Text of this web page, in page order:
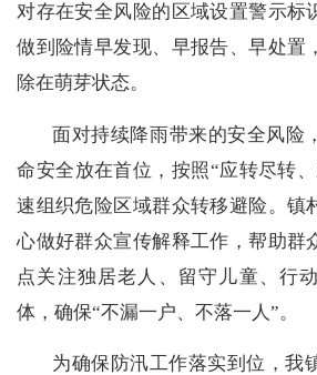
对存在安全风险的区域设置警示标
做到险情早发现、早报告、早处置
除在萌芽状态。
面对持续降雨带来的安全风险
命安全放在首位，按照“应转尽转
速组织危险区域群众转移避险。镇
心做好群众宣传解释工作，帮助群
点关注独居老人、留守儿童、行
体，确保“不漏一户、不落一人”。
为确保防汛工作落实到位，我